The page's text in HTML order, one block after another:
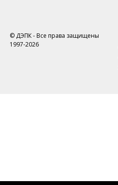
© ДЭПК - Все права защищены
1997-2026